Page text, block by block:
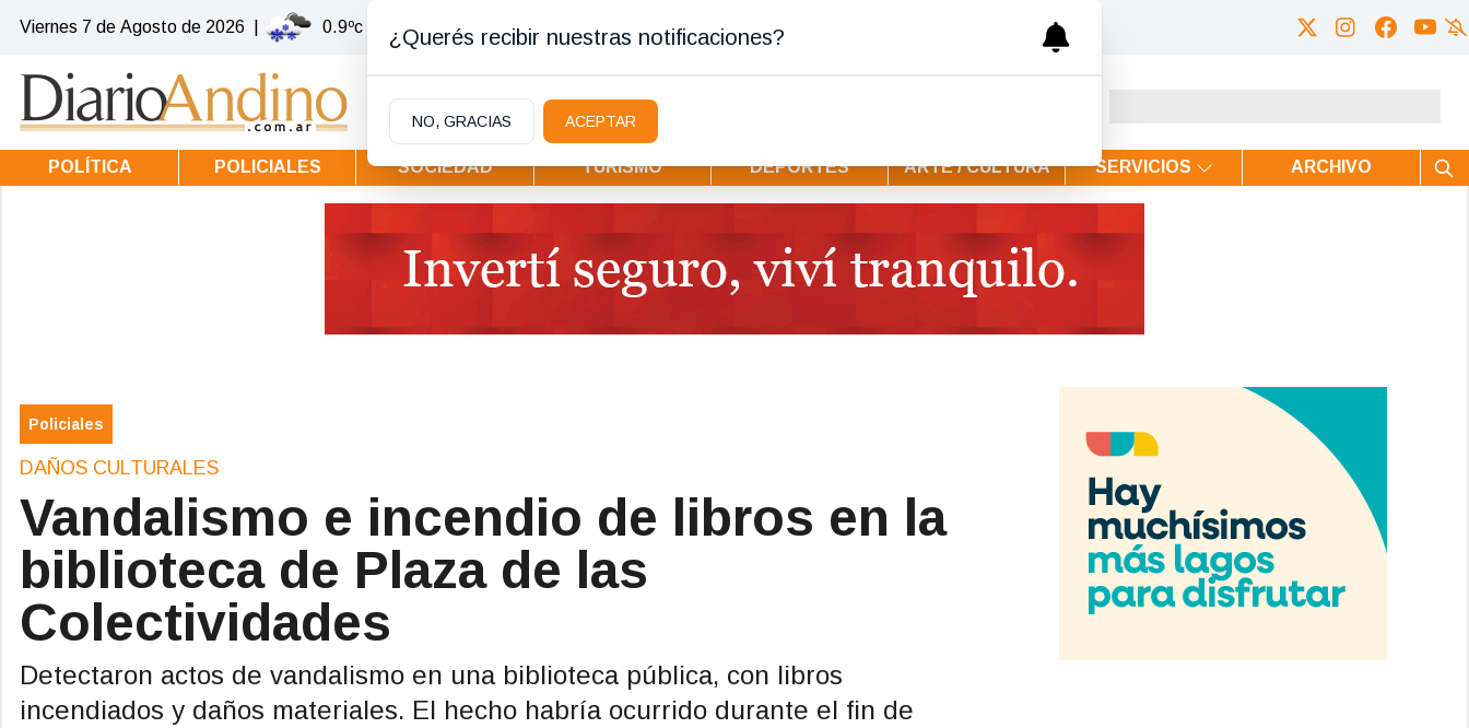
Viernes 7 de Agosto de 2026 0.9ºc | Villa la Angostura
POLÍTICA POLICIALES SOCIEDAD TURISMO DEPORTES ARTE / CULTURA SERVICIOS ARCHIVO
Policiales
DAÑOS CULTURALES
Vandalismo e incendio de libros en la
biblioteca de Plaza de las
Colectividades
Detectaron actos de vandalismo en una biblioteca pública, con libros
incendiados y daños materiales. El hecho habría ocurrido durante el fin de
¿Querés recibir nuestras notificaciones?
NO, GRACIAS ACEPTAR